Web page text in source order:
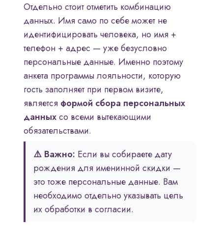
Отдельно стоит отметить комбинацию
данных. Имя само по себе может не
идентифицировать человека, но имя +
телефон + адрес — уже безусловно
персональные данные. Именно поэтому
анкета программы лояльности, которую
гость заполняет при первом визите,
является формой сбора персональных
данныхсо всеми вытекающими
обязательствами.
⚠️ Важно: Если вы собираете дату
рождения для именинной скидки —
это тоже персональные данные. Вам
необходимо отдельно указывать цель
их обработки в согласии.